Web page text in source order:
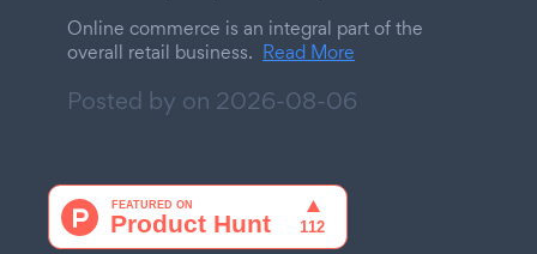
Online commerce is an integral part of the
overall retail business. Read More
Posted by on 2026-08-06